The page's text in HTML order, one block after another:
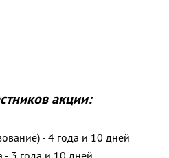
акции:
- 4 года и 10 дней
- 3 года и 10 дней